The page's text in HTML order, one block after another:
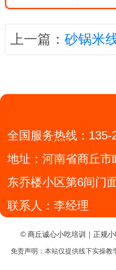
上一篇： 砂锅米
全国服务热线： 135-
地址： 河南省商丘市
东乔楼小区第6间门
联系人：李经理
© 商丘诚心小吃培训｜正规
免责声明：本站仅提供线下实操